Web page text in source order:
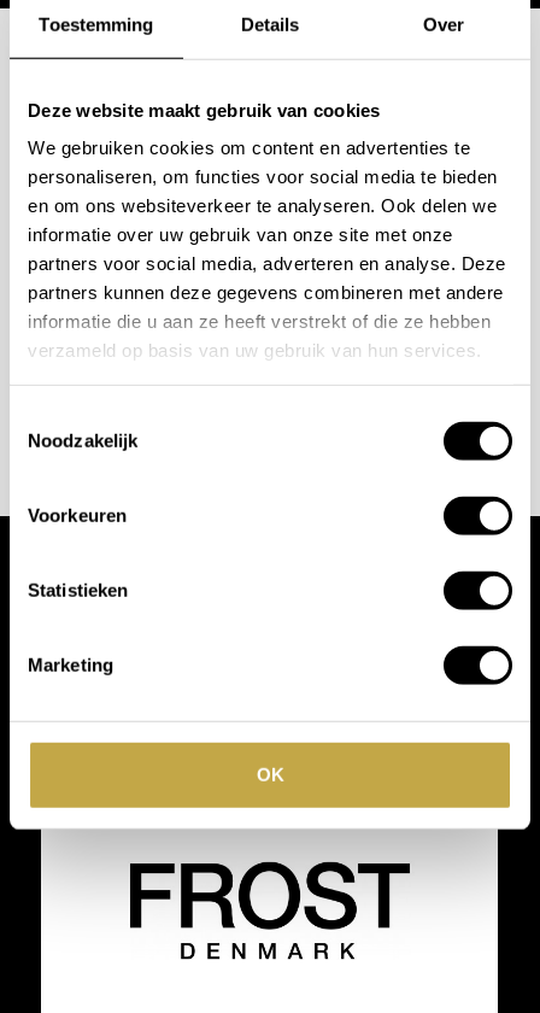
Toestemming Details Over
Deze website maakt gebruik van cookies
We gebruiken cookies om content en advertenties te
personaliseren, om functies voor social media te bieden
en om ons websiteverkeer te analyseren. Ook delen we
informatie over uw gebruik van onze site met onze
partners voor social media, adverteren en analyse. Deze
partners kunnen deze gegevens combineren met andere
informatie die u aan ze heeft verstrekt of die ze hebben
verzameld op basis van uw gebruik van hun services.
Noodzakelijk
Voorkeuren
Statistieken
Marketing
OK
Mogelijkheden
bespreken?
Wilt u ook iedere dag genieten van een luxe badkamer?
Neem contact met ons op voor een intake gesprek.
+31 10 28 575 85
Wij werken met
toonaangevende
merken